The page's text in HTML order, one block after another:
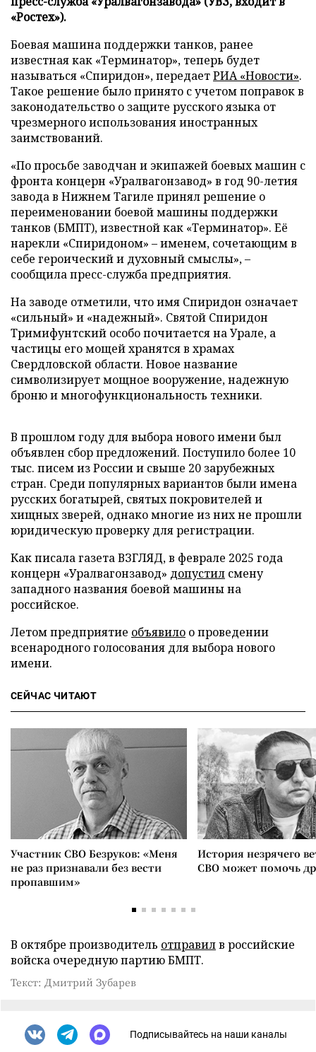
«Ростех»).
Боевая машина поддержки танков, ранее
известная как «Терминатор», теперь будет
называться «Спиридон», передаетРИА «Новости».
Такое решение было принято с учетом поправок в
законодательство о защите русского языка от
чрезмерного использования иностранных
заимствований.
«По просьбе заводчан и экипажей боевых машин с
фронта концерн «Уралвагонзавод» в год 90-летия
завода в Нижнем Тагиле принял решение о
переименовании боевой машины поддержки
танков (БМПТ), известной как «Терминатор». Её
нарекли «Спиридоном» – именем, сочетающим в
себе героический и духовный смыслы», –
сообщила пресс-служба предприятия.
На заводе отметили, что имя Спиридон означает
«сильный» и «надежный». Святой Спиридон
Тримифунтский особо почитается на Урале, а
частицы его мощей хранятся в храмах
Свердловской области. Новое название
символизирует мощное вооружение, надежную
броню и многофункциональность техники.
В прошлом году для выбора нового имени был
объявлен сбор предложений. Поступило более 10
тыс. писем из России и свыше 20 зарубежных
стран. Среди популярных вариантов были имена
русских богатырей, святых покровителей и
хищных зверей, однако многие из них не прошли
юридическую проверку для регистрации.
Как писала газета ВЗГЛЯД, в феврале 2025 года
концерн «Уралвагонзавод» допустил смену
западного названия боевой машины на
российское.
Летом предприятие объявило о проведении
всенародного голосования для выбора нового
имени.
СЕЙЧАС ЧИТАЮТ
Участник СВО Безруков: «Меня
не раз признавали без вести
пропавшим»
История незрячего
СВО может помочь
В октябре производитель отправилв российские
войска очередную партию БМПТ.
Текст: Дмитрий Зубарев
Подписывайтесь на наши каналы